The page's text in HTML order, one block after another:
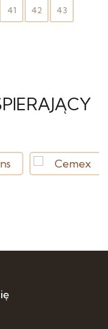
41 42 43